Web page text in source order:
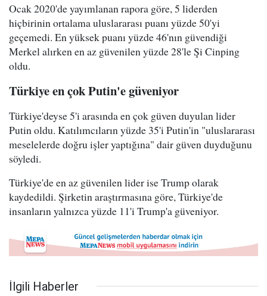
Ocak 2020'de yayımlanan rapora göre, 5 liderden
hiçbirinin ortalama uluslararası puanı yüzde 50'yi
geçemedi. En yüksek puanı yüzde 46'nın güvendiği
Merkel alırken en az güvenilen yüzde 28'le Şi Cinping
oldu.
Türkiye en çok Putin'e güveniyor
Türkiye'deyse 5'i arasında en çok güven duyulan lider
Putin oldu. Katılımcıların yüzde 35'i Putin'in "uluslararası
meselelerde doğru işler yaptığına" dair güven duyduğunu
söyledi.
Türkiye'de en az güvenilen lider ise Trump olarak
kaydedildi. Şirketin araştırmasına göre, Türkiye'de
insanların yalnızca yüzde 11'i Trump'a güveniyor.
İlgili Haberler